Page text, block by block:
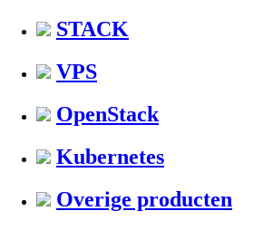
STACK
VPS
OpenStack
Kubernetes
Overige producten